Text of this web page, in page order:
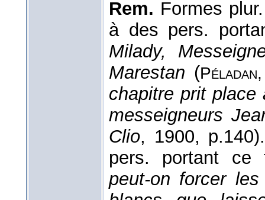
Rem. Formes
à des pers.
Milady,
Marestan (
chapitre prit
messeigneurs
Clio, 1900,
pers. portant
peut-on forcer